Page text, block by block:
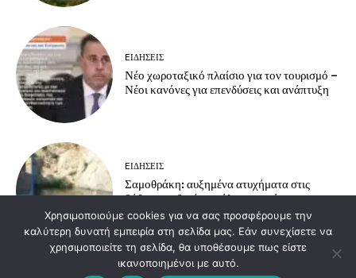
EΙΔΗΣΕΙΣ
Νέο χωροταξικό πλαίσιο για τον τουρισμό –
Νέοι κανόνες για επενδύσεις και ανάπτυξη
EΙΔΗΣΕΙΣ
Σαμοθράκη: αυξημένα ατυχήματα στις
βάθρες – οδηγίες πρόληψης από το
Πυροσβεστικό Κλιμάκιο Σαμοθράκης
Load more
Χρησιμοποιούμε cookies για να σας προσφέρουμε την
καλύτερη δυνατή εμπειρία στη σελίδα μας. Εάν συνεχίσετε να
χρησιμοποιείτε τη σελίδα, θα υποθέσουμε πως είστε
ικανοποιημένοι με αυτό.